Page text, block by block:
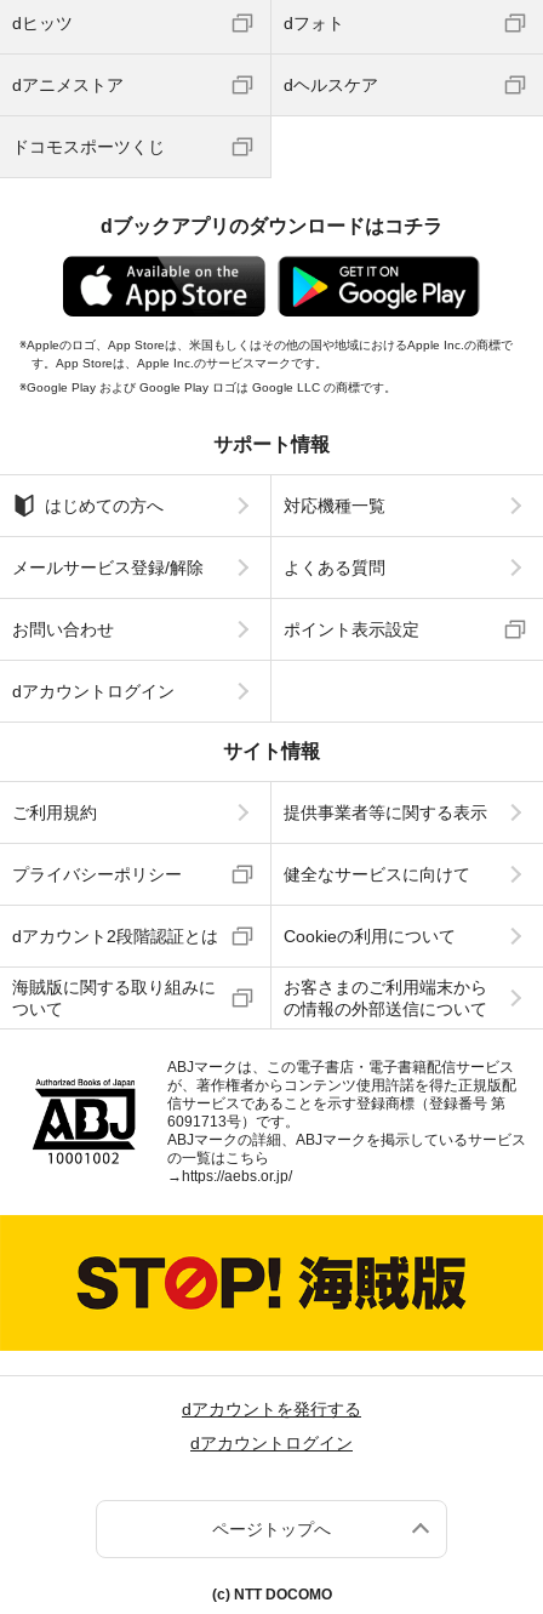
dヒッツ dフォト
dアニメストア dヘルスケア
ドコモスポーツくじ
dブックアプリのダウンロードはコチラ
Appleのロゴ、App Storeは、米国もしくはその他の国や地域におけるApple Inc.の商標で
す。App Storeは、Apple Inc.のサービスマークです。
Google Play および Google Play ロゴは Google LLC の商標です。
サポート情報
はじめての方へ 対応機種一覧
メールサービス登録/解除 よくある質問
お問い合わせ ポイント表示設定
dアカウントログイン
サイト情報
ご利用規約 提供事業者等に関する表示
プライバシーポリシー 健全なサービスに向けて
dアカウント2段階認証とは Cookieの利用について
海賊版に関する取り組みに
ついて
お客さまのご利用端末から
の情報の外部送信について
ABJマークは、この電子書店・電子書籍配信サービス
が、著作権者からコンテンツ使用許諾を得た正規版配
信サービスであることを示す登録商標（登録番号 第
6091713号）です。
ABJマークの詳細、ABJマークを掲示しているサービス
の一覧はこちら
→https://aebs.or.jp/
dアカウントを発行する
dアカウントログイン
ページトップへ
(c) NTT DOCOMO